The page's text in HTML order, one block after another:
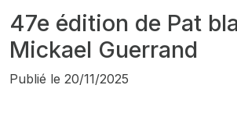
47e édition de Pat
Mickael Guerrand
Publié le 20/11/2025